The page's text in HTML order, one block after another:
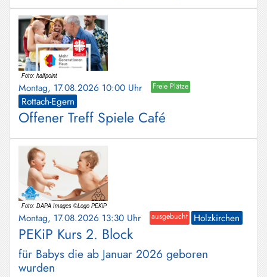
Montag, 17.08.2026 10:00 Uhr Freie Plätze
Rottach-Egern
Offener Treff Spiele Café
Montag, 17.08.2026 13:30 Uhr ausgebucht Holzkirchen
PEKiP Kurs 2. Block
für Babys die ab Januar 2026 geboren
wurden